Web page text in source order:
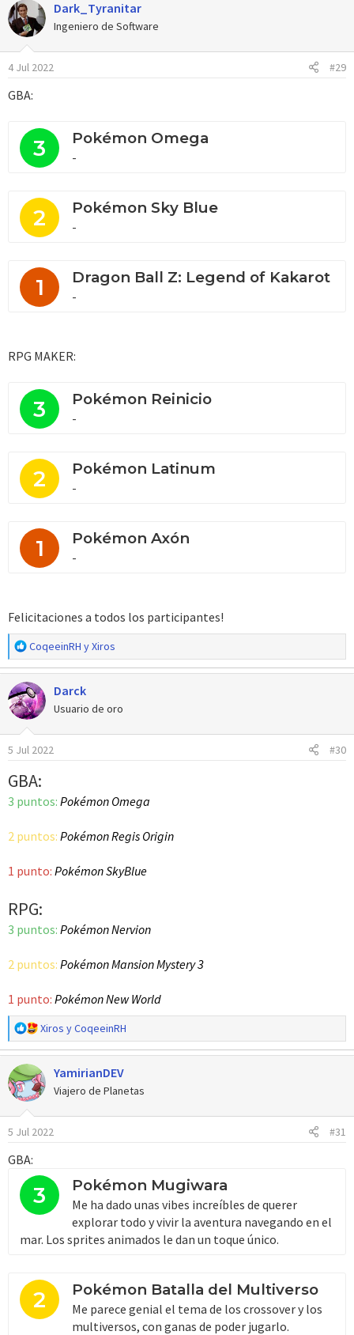
c
i
o
n
s
Dark_Tyranitar
Ingeniero de Software
4 Jul 2022 #29
GBA:
3 Pokémon Omega
-
2 Pokémon Sky Blue
-
1 Dragon Ball Z: Legend of Kakarot
-
RPG MAKER:
3 Pokémon Reinicio
-
2 Pokémon Latinum
-
1 Pokémon Axón
-
Felicitaciones a todos los participantes!
R
e
a
c
c
i
o
n
s
CoqeeinRH yXiros
Darck
Usuario de oro
5 Jul 2022 #30
GBA:
3 puntos: Pokémon Omega
2 puntos: Pokémon Regis Origin
1 punto: Pokémon SkyBlue
RPG:
3 puntos: Pokémon Nervion
2 puntos: Pokémon Mansion Mystery 3
1 punto: Pokémon New World
R
e
a
c
c
o
n
:
Xiros yCoqeeinRH
YamirianDEV
Viajero de Planetas
5 Jul 2022 #31
GBA:
3 Pokémon Mugiwara
Me ha dado unas vibes increíbles de querer
explorar todo y vivir la aventura navegando en el
mar. Los sprites animados le dan un toque único.
2 Pokémon Batalla del Multiverso
Me parece genial el tema de los crossover y los
multiversos, con ganas de poder jugarlo.